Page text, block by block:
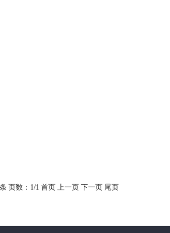
页数： 1/1 首页 上一页 下一页 尾页